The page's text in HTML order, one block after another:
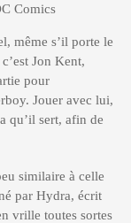
Comics
même s’il porte le
Jon Kent,
pour
Jouer avec lui,
qu’il sert, afin de
similaire à celle
par Hydra, écrit
vrille toutes sortes